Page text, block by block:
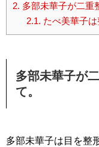
2. 多部未華子が二重
2.1. たべ美華子
多部未華子が
て。
多部未華子は目を整